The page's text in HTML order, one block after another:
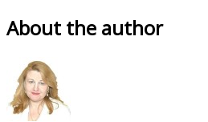
About the author